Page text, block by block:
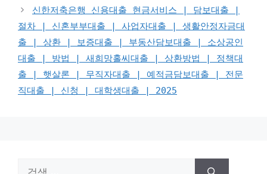
신한저축은행 신용대출 현금서비스 | 담보대출 |
절차 | 신혼부부대출 | 사업자대출 | 생활안정자금대
출 | 상환 | 보증대출 | 부동산담보대출 | 소상공인
대출 | 방법 | 새희망홀씨대출 | 상환방법 | 정책대
출 | 햇살론 | 무직자대출 | 예적금담보대출 | 전문
직대출 | 신청 | 대학생대출 | 2025